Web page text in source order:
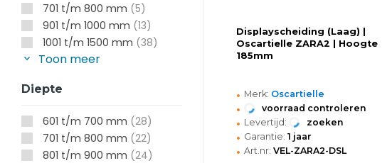
701 t/m 800 mm (5)
901 t/m 1000 mm (13)
1001 t/m 1500 mm (38)
Toon meer
Diepte
601 t/m 700 mm (28)
701 t/m 800 mm (22)
801 t/m 900 mm (24)
Displayscheiding (Laag) |
Oscartielle ZARA2 | Hoogte
185mm
• Merk: Oscartielle
• voorraad controleren
• Levertijd: zoeken
• Garantie: 1 jaar
• Art.nr: VEL-ZARA2-DSL